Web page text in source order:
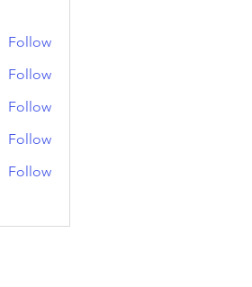
Follow
Follow
Follow
Follow
Follow